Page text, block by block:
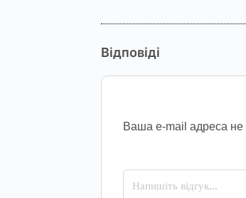
Відповіді
Ваша e-mail адреса